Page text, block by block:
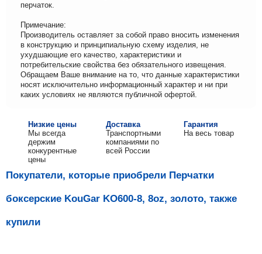
перчаток.
Примечание:
Производитель оставляет за собой право вносить изменения
в конструкцию и принципиальную схему изделия, не
ухудшающие его качество, характеристики и
потребительские свойства без обязательного извещения.
Обращаем Ваше внимание на то, что данные характеристики
носят исключительно информационный характер и ни при
каких условиях не являются публичной офертой.
Низкие цены
Мы всегда
держим
конкурентные
цены
Доставка
Транспортными
компаниями по
всей России
Гарантия
На весь товар
Покупатели, которые приобрели Перчатки
боксерские KouGar KO600-8, 8oz, золото, также
купили